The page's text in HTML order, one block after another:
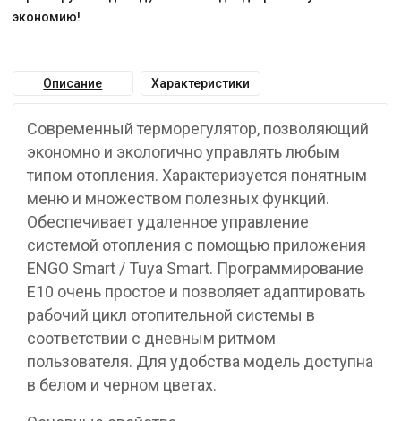
экономию!
Описание Характеристики
Современный терморегулятор, позволяющий
экономно и экологично управлять любым
типом отопления. Характеризуется понятным
меню и множеством полезных функций.
Обеспечивает удаленное управление
системой отопления с помощью приложения
ENGO Smart / Tuya Smart. Программирование
E10 очень простое и позволяет адаптировать
рабочий цикл отопительной системы в
соответствии с дневным ритмом
пользователя. Для удобства модель доступна
в белом и черном цветах.